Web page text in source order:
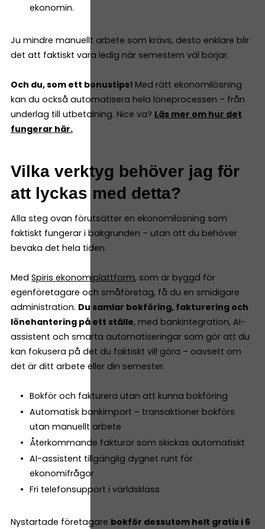
ekonomin.
Ju mindre manuellt arbete som krävs, desto enklare blir
det att faktiskt vara ledig när semestern väl börjar.
Och du, som ett bonustips! Med rätt ekonomilösning
kan du också automatisera hela löneprocessen – från
underlag till utbetalning. Nice va? Läs mer om hur det
fungerar här.
Vilka verktyg behöver jag för
att lyckas med detta?
Alla steg ovan förutsätter en ekonomilösning som
faktiskt fungerar i bakgrunden – utan att du behöver
bevaka det hela tiden.
Med Spiris ekonomiplattform, som är byggd för
egenföretagare och småföretag, få du en smidigare
administration. Du samlar bokföring, fakturering och
lönehantering på ett ställe, med bankintegration, AI-
assistent och smarta automatiseringar som gör att du
kan fokusera på det du faktiskt vill göra – oavsett om
det är ditt arbete eller din semester.
Bokför och fakturera utan att kunna bokföring
Automatisk bankimport – transaktioner bokförs
utan manuellt arbete
Återkommande fakturor som skickas automatiskt
AI-assistent tillgänglig dygnet runt för
ekonomifrågor
Fri telefonsupport i världsklass
Nystartade företagare bokför dessutom helt gratis i 6